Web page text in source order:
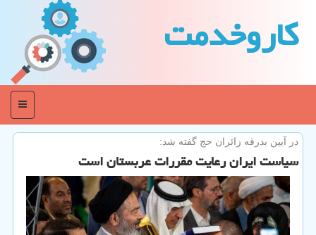
كاروخدمت
منو
در آیین بدرقه زائران حج گفته شد:
سیاست ایران رعایت مقررات عربستان است